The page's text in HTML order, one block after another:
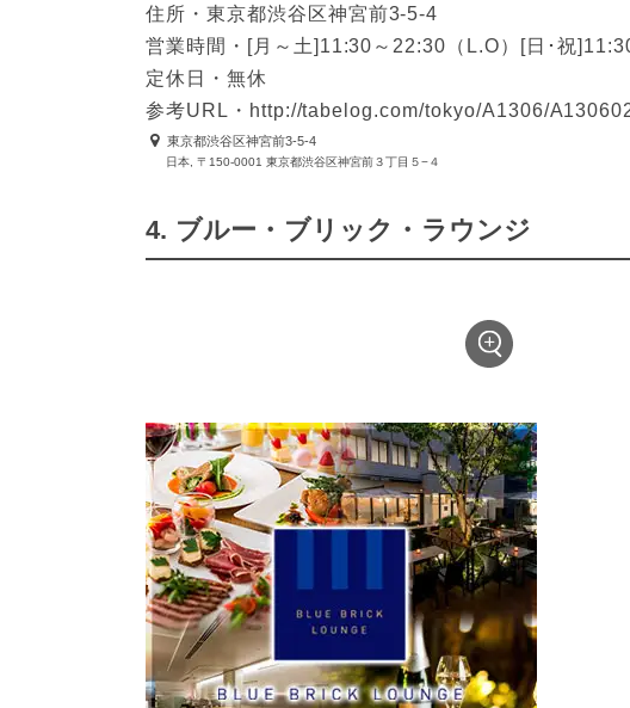
住所・東京都渋谷区神宮前3-5-4
営業時間・[月～土]11:30～22:30（L.O）[日･祝
定休日・無休
参考URL・http://tabelog.com/tokyo/A1306/
東京都渋谷区神宮前3-5-4
日本, 〒150-0001 東京都渋谷区神宮前３丁目５−４
4. ブルー・ブリック・ラウンジ